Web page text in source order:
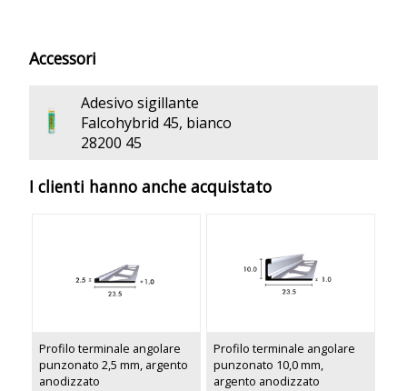
Accessori
Adesivo sigillante
Falcohybrid 45, bianco
28200 45
I clienti hanno anche acquistato
Profilo terminale angolare
punzonato 2,5 mm, argento
anodizzato
Profilo terminale angolare
punzonato 10,0 mm,
argento anodizzato